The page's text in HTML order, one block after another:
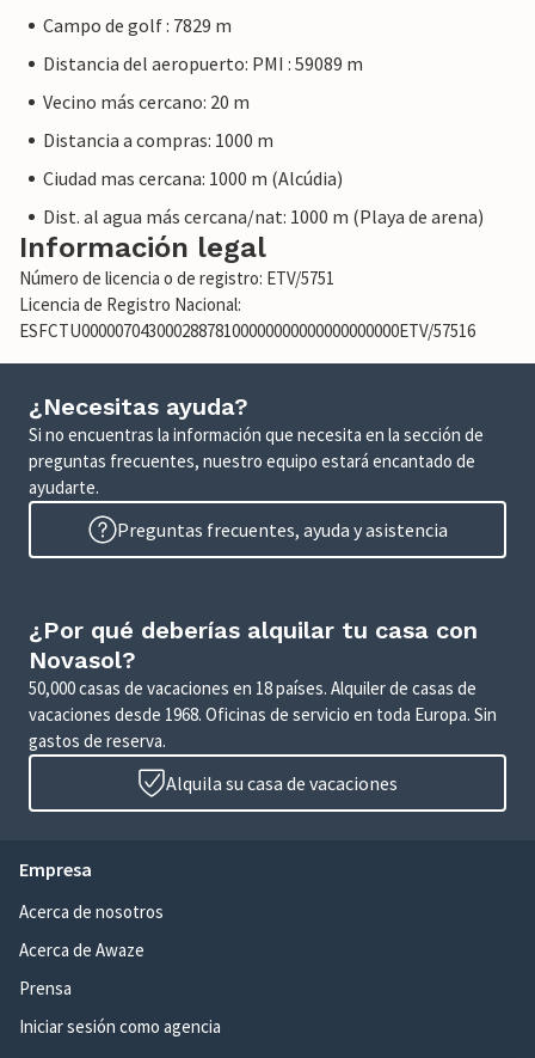
Campo de golf : 7829 m
Distancia del aeropuerto: PMI : 59089 m
Vecino más cercano: 20 m
Distancia a compras: 1000 m
Ciudad mas cercana: 1000 m (Alcúdia)
Dist. al agua más cercana/nat: 1000 m (Playa de arena)
Información legal
Número de licencia o de registro: ETV/5751
Licencia de Registro Nacional:
ESFCTU00000704300028878100000000000000000000ETV/57516
¿Necesitas ayuda?
Si no encuentras la información que necesita en la sección de
preguntas frecuentes, nuestro equipo estará encantado de
ayudarte.
Preguntas frecuentes, ayuda y asistencia
¿Por qué deberías alquilar tu casa con
Novasol?
50,000 casas de vacaciones en 18 países. Alquiler de casas de
vacaciones desde 1968. Oficinas de servicio en toda Europa. Sin
gastos de reserva.
Alquila su casa de vacaciones
Empresa
Acerca de nosotros
Acerca de Awaze
Prensa
Iniciar sesión como agencia